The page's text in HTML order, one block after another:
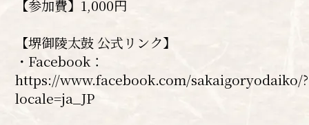
【参加費】1,000円
【堺御陵太鼓 公式リンク】
・Facebook：
https://www.facebook.com/sakaigoryodaiko/?
locale=ja_JP